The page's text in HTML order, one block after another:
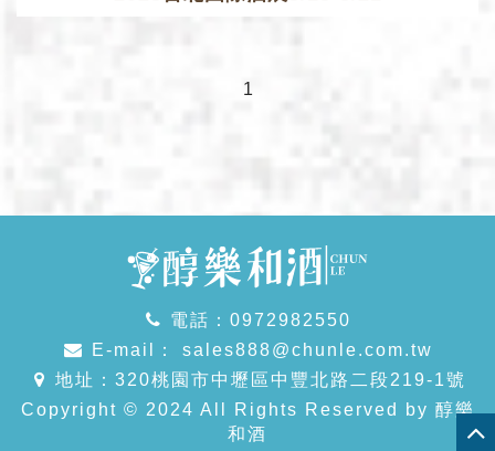
1
電話：0972982550
E-mail：
sales888@chunle.com.tw
地址：320桃園市中壢區中豐北路二段219-1號
Copyright © 2024 All Rights Reserved by 醇樂
和酒